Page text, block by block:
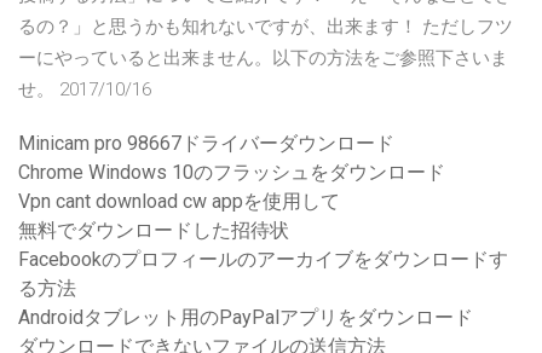
るの？」と思うかも知れないですが、出来ます！ ただしフツ
ーにやっていると出来ません。以下の方法をご参照下さいま
せ。 2017/10/16
Minicam pro 98667ドライバーダウンロード
Chrome Windows 10のフラッシュをダウンロード
Vpn cant download cw appを使用して
無料でダウンロードした招待状
Facebookのプロフィールのアーカイブをダウンロードす
る方法
Androidタブレット用のPayPalアプリをダウンロード
ダウンロードできないファイルの送信方法